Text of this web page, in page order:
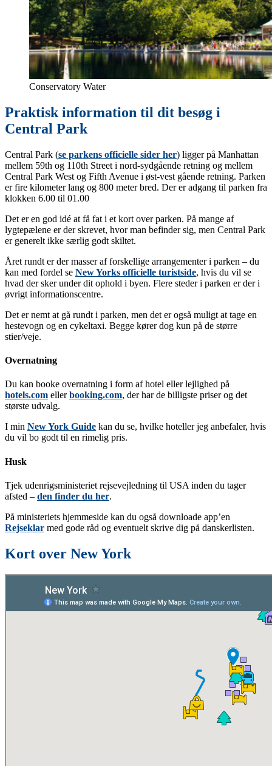
Conservatory Water
Praktisk information til dit besøg i
Central Park
Central Park (se parkens officielle sider her) ligger på Manhattan
mellem 59th og 110th Street i nord-sydgående retning og mellem
Central Park West og Fifth Avenue i øst-vest gående retning. Parken
er fire kilometer lang og 800 meter bred. Der er adgang til parken fra
klokken 6.00 til 01.00
Det er en god idé at få fat i et kort over parken. På mange af
lygtepælene er der skrevet, hvor man befinder sig, men Central Park
er generelt ikke særlig godt skiltet.
Året rundt er der masser af forskellige arrangementer i parken – du
kan med fordel se New Yorks officielle turistside, hvis du vil se
hvad der sker under dit ophold i byen. Flere steder i parken er der i
øvrigt informationscentre.
Det er nemt at gå rundt i parken, men det er også muligt at tage en
hestevogn og en cykeltaxi. Begge kører dog kun på de større
stier/veje.
Overnatning
Du kan booke overnatning i form af hotel eller lejlighed på
hotels.com ellerbooking.com, der har de billigste priser og det
største udvalg.
I min New York Guide kan du se, hvilke hoteller jeg anbefaler, hvis
du vil bo godt til en rimelig pris.
Husk
Tjek udenrigsministeriet rejsevejledning til USA inden du tager
afsted – den finder du her.
På ministeriets hjemmeside kan du også downloade app’en
Rejseklar med gode råd og eventuelt skrive dig på danskerlisten.
Kort over New York